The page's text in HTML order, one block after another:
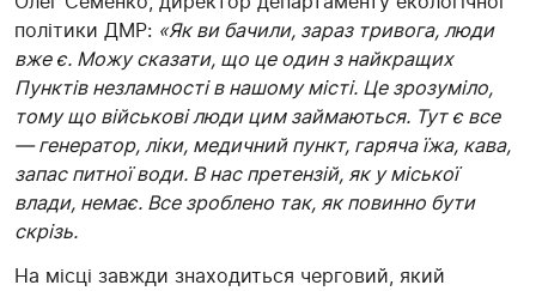
політики ДМР: «Як ви бачили, зараз тривога, люди
вже є. Можу сказати, що це один з найкращих
Пунктів незламності в нашому місті. Це зрозуміло,
тому що військові люди цим займаються. Тут є все
— генератор, ліки, медичний пункт, гаряча їжа, кава,
запас питної води. В нас претензій, як у міської
влади, немає. Все зроблено так, як повинно бути
скрізь.
На місці завжди знаходиться черговий, який